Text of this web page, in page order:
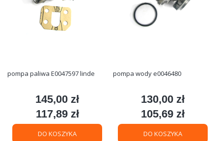
pompa paliwa E0047597 linde
Cena
145,00 zł
Cena
117,89 zł
DO KOSZYKA
pompa wody e0046480
Cena
130,00 zł
Cena
105,69 zł
DO KOSZYKA